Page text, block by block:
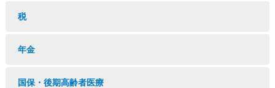
税
年金
国保・後期高齢者医療